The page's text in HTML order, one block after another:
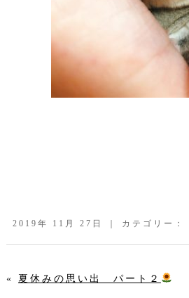
2019年 11月 27日 ｜ カテゴリー：
« 夏休みの思い出 パート２